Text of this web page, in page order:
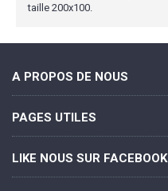
taille 200x100.
A PROPOS DE NOUS
PAGES UTILES
LIKE NOUS SUR FACEBOOK